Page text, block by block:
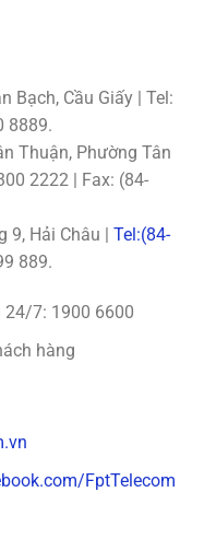
Bạch, Cầu Giấy | Tel:
8889.
Thuận, Phường Tân
2222 | Fax: (84-
Hải Châu | Tel:(84-
889.
24/7: 1900 6600
hàng
FptTelecom